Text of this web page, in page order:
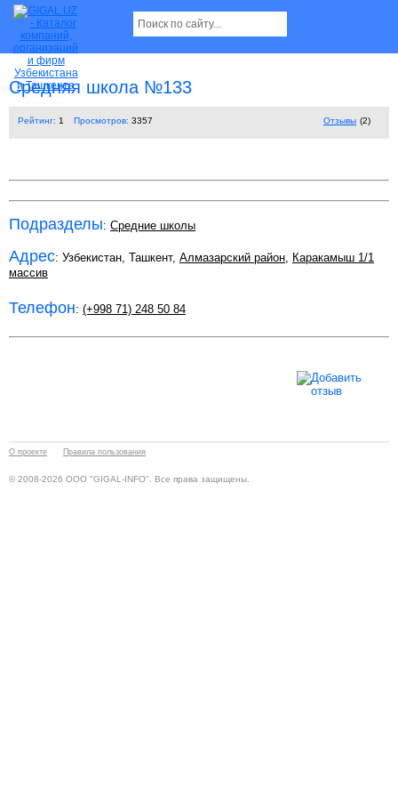
Средняя школа №133
Рейтинг: 1 Просмотров: 3357 Отзывы (2)
Подразделы: Средние школы
Адрес: Узбекистан, Ташкент, Алмазарский район, Каракамыш 1/1
массив
Телефон: (+998 71) 248 50 84
О проекте Правила пользования
© 2008-2026 ООО "GIGAL-INFO". Все права защищены.